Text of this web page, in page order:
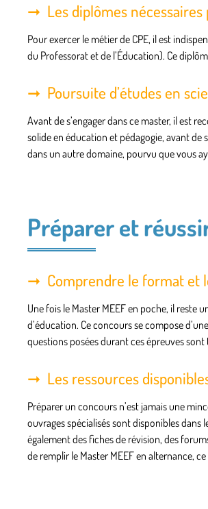
Les diplômes
Pour exercer le métier de CPE, il est
du Professorat et de l’Éducation). Ce
Poursuite d’études en
Avant de s’engager dans ce master, il est
solide en éducation et pédagogie, avant de
dans un autre domaine, pourvu que vous
Préparer et
Comprendre le format et
Une fois le Master MEEF en poche, il reste
d’éducation. Ce concours se compose
questions posées durant ces épreuves
Les ressources
Préparer un concours n’est jamais une
ouvrages spécialisés sont disponibles
également des fiches de révision, des
de remplir le Master MEEF en alternance,